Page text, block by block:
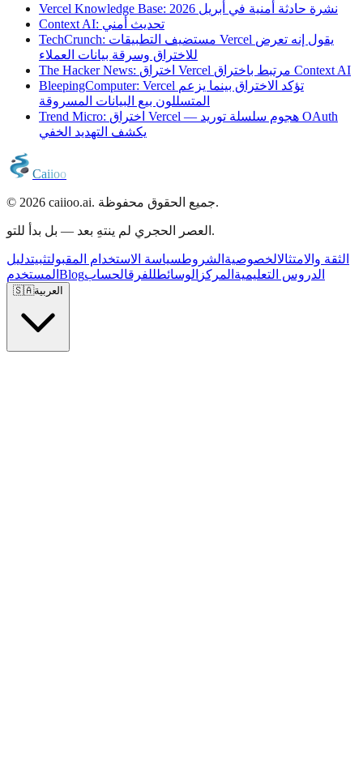
Vercel Knowledge Base: نشرة حادثة أمنية في أبريل 2026
Context AI: تحديث أمني
TechCrunch: مستضيف التطبيقات Vercel يقول إنه تعرض
للاختراق وسرقة بيانات العملاء
The Hacker News: اختراق Vercel مرتبط باختراق Context AI
BleepingComputer: Vercel تؤكد الاختراق بينما يزعم
المتسللون بيع البيانات المسروقة
Trend Micro: اختراق Vercel — هجوم سلسلة توريد OAuth
يكشف التهديد الخفي
Caiioo
© 2026 caiioo.ai. جميع الحقوق محفوظة.
العصر الحجري لم ينتهِ بعد — بل بدأ للتو.
الثقة والامتثالالخصوصية الشروطسياسة الاستخدام المقبولتثبيتدليل
المستخدم Blog الدروس التعليمية المركز الوسائطللفرقالحساب
🇸🇦العربية